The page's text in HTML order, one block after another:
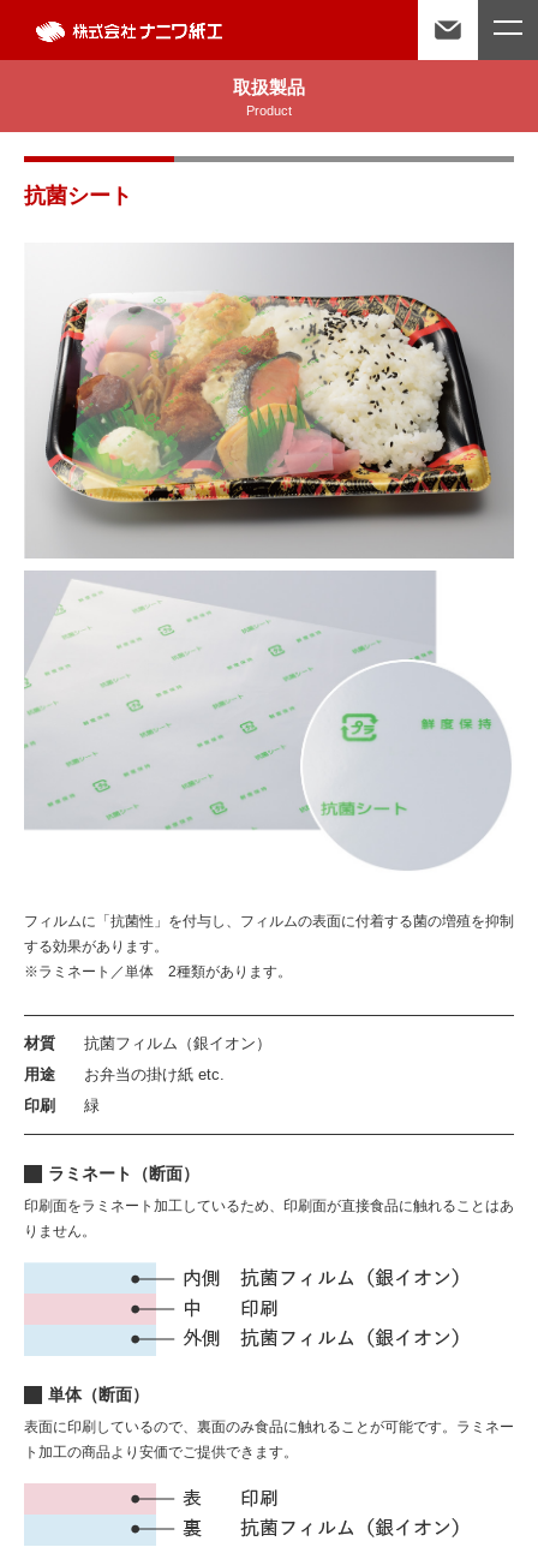
取扱製品
Product
抗菌シート
フィルムに「抗菌性」を付与し、フィルムの表面に付着する菌の増殖を抑制
する効果があります。
※ラミネート／単体 2種類があります。
材質
抗菌フィルム（銀イオン）
用途
お弁当の掛け紙 etc.
印刷
緑
ラミネート（断面）
印刷面をラミネート加工しているため、印刷面が直接食品に触れることはあ
りません。
単体（断面）
表面に印刷しているので、裏面のみ食品に触れることが可能です。ラミネー
ト加工の商品より安価でご提供できます。